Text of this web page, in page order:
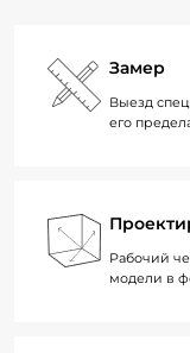
Замер
Выезд
его
Рабочий
модели в